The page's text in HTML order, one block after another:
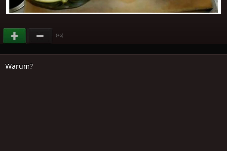
(+5)
Warum?